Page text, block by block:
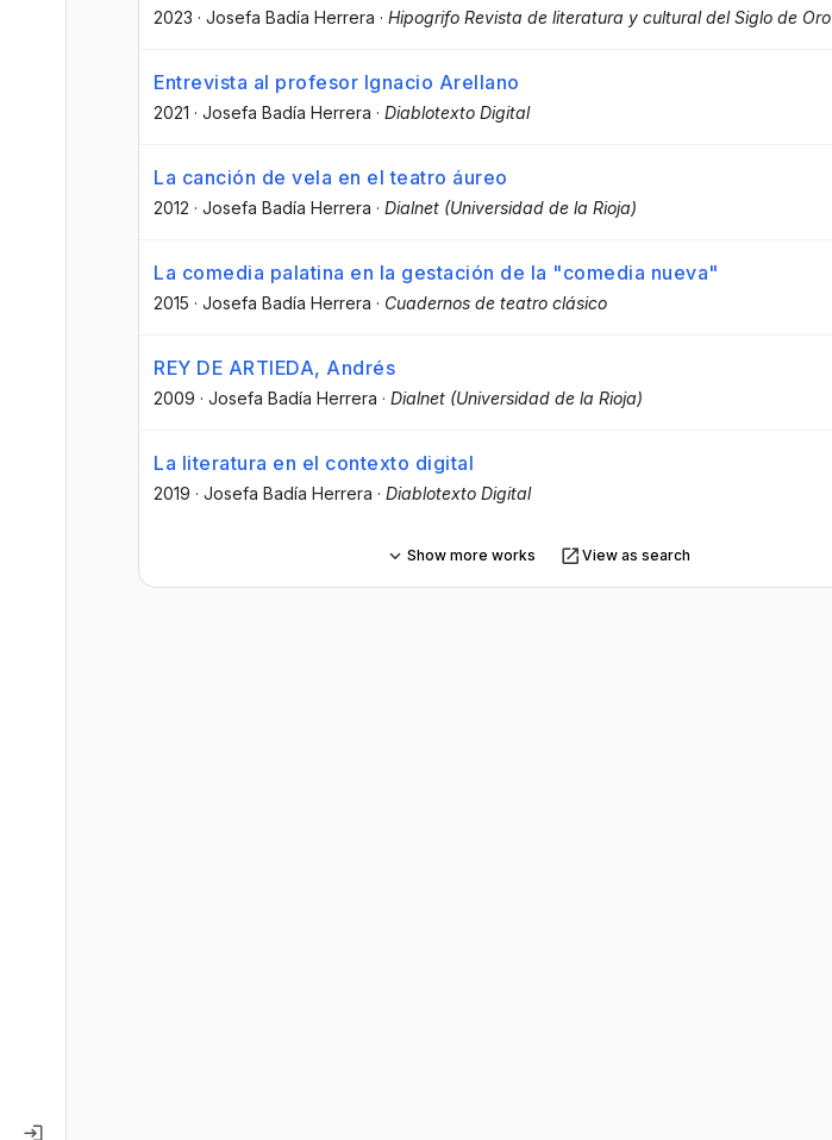
2023 · Josefa Badía Herrera · Hipogrifo Revista de literatura y cultural del Siglo de Oro
Entrevista al profesor Ignacio Arellano
2021 · Josefa Badía Herrera · Diablotexto Digital
La canción de vela en el teatro áureo
2012 · Josefa Badía Herrera · Dialnet (Universidad de la Rioja)
La comedia palatina en la gestación de la "comedia nueva"
2015 · Josefa Badía Herrera · Cuadernos de teatro clásico
REY DE ARTIEDA, Andrés
2009 · Josefa Badía Herrera · Dialnet (Universidad de la Rioja)
La literatura en el contexto digital
2019 · Josefa Badía Herrera · Diablotexto Digital
Show more works View as search